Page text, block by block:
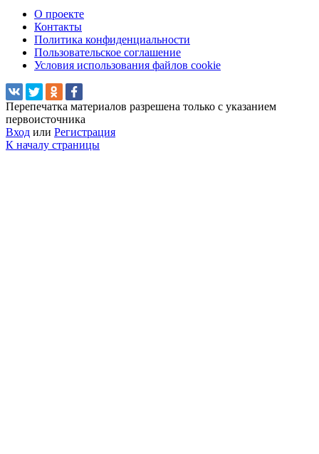
О проекте
Контакты
Политика конфиденциальности
Пользовательское соглашение
Условия использования файлов cookie
Перепечатка материалов разрешена только с указанием
первоисточника
Вход или Регистрация
К началу страницы